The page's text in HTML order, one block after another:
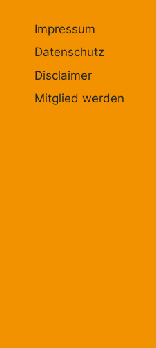
Impressum
Datenschutz
Disclaimer
Mitglied werden